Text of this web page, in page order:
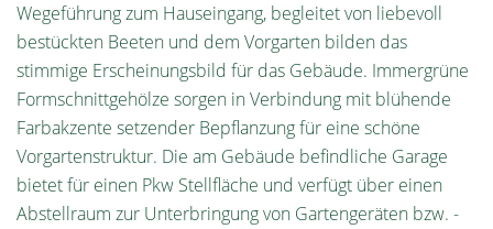
Wegeführung zum Hauseingang, begleitet von liebevoll
bestückten Beeten und dem Vorgarten bilden das
stimmige Erscheinungsbild für das Gebäude. Immergrüne
Formschnittgehölze sorgen in Verbindung mit blühende
Farbakzente setzender Bepflanzung für eine schöne
Vorgartenstruktur. Die am Gebäude befindliche Garage
bietet für einen Pkw Stellfläche und verfügt über einen
Abstellraum zur Unterbringung von Gartengeräten bzw. -